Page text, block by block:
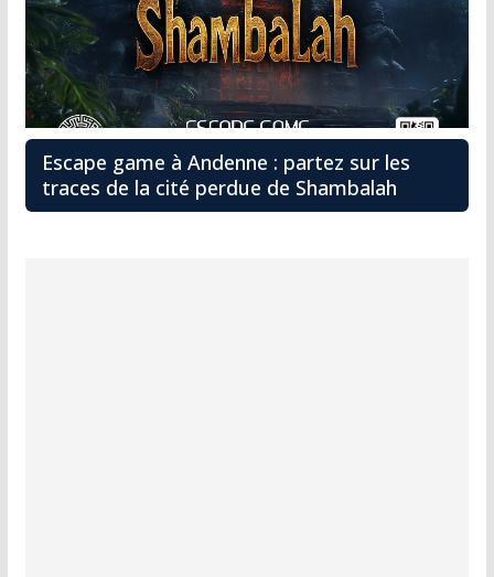
Escape game à Andenne : partez sur les
traces de la cité perdue de Shambalah